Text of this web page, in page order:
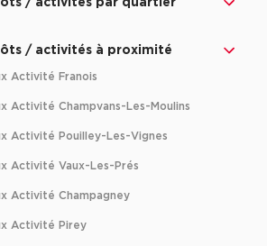
/ activités par quartier
/ activités à proximité
Activité Franois
Activité Champvans-Les-Moulins
Activité Pouilley-Les-Vignes
Activité Vaux-Les-Prés
Activité Champagney
Activité Pirey